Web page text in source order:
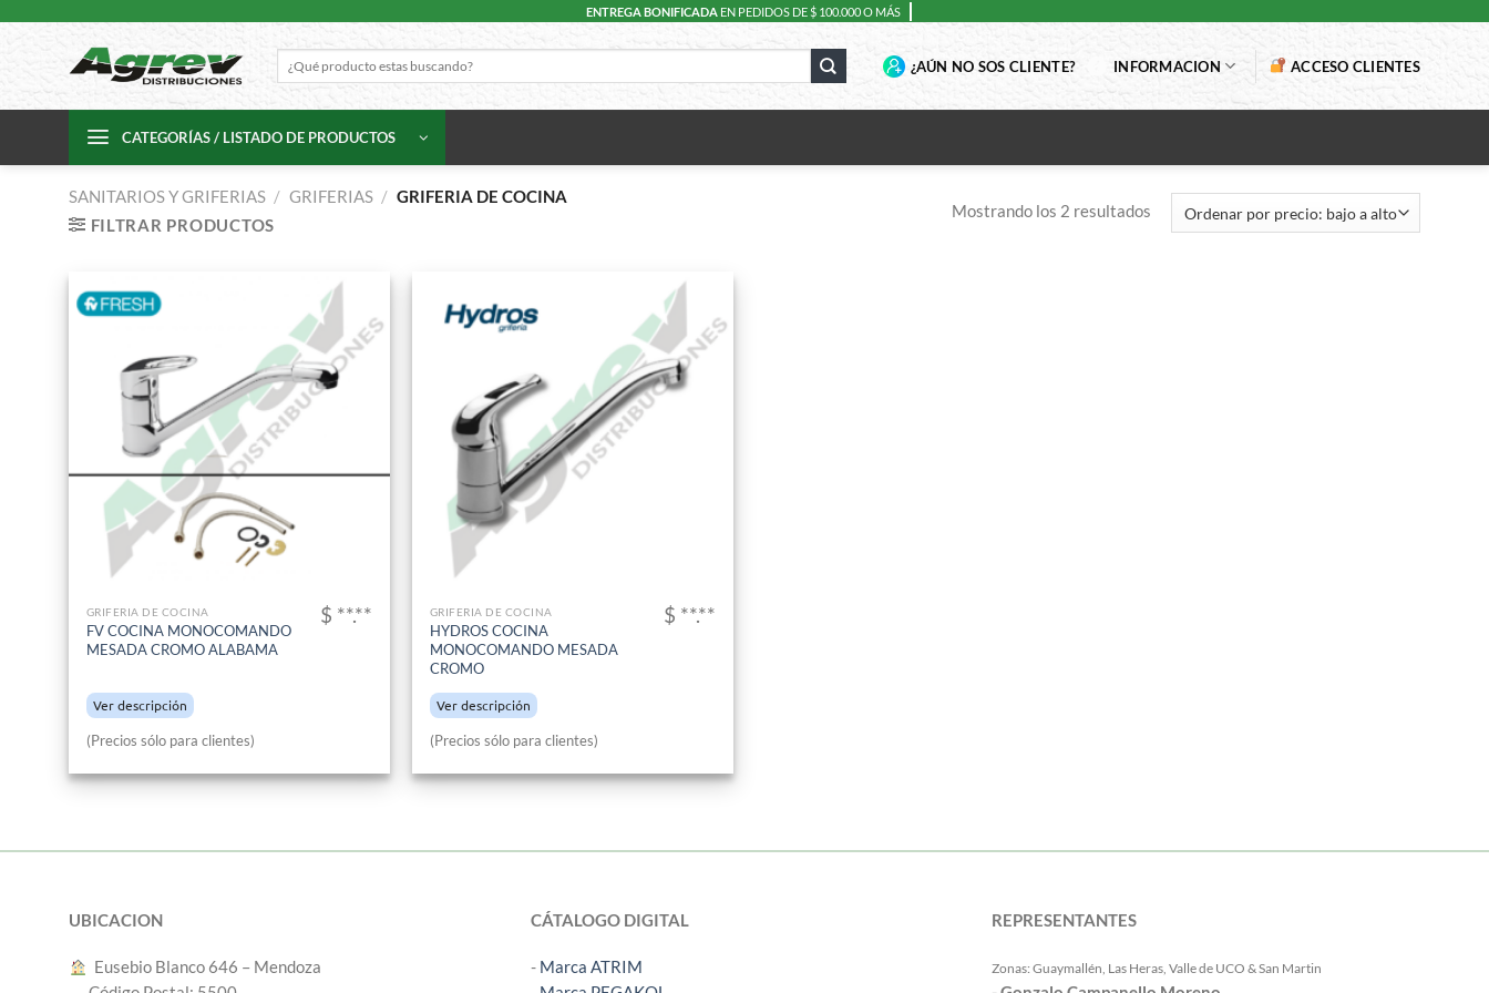
ENTREGA BONIFICADA EN PEDIDOS DE $ 100.000 O MÁS
por:
¿AÚN NO SOS CLIENTE? INFORMACION ACCESO CLIENTES
CATEGORÍAS / LISTADO DE PRODUCTOS
SANITARIOS Y GRIFERIAS / GRIFERIAS / GRIFERIA DE COCINA
FILTRAR PRODUCTOS
Mostrando los 2 resultados
GRIFERIA DE COCINA
FV COCINA MONOCOMANDO
MESADA CROMO ALABAMA
Ver descripción
$ **.**
(Precios sólo para clientes)
GRIFERIA DE COCINA
HYDROS COCINA
MONOCOMANDO MESADA
CROMO
Ver descripción
$ **.**
(Precios sólo para clientes)
UBICACION
︎ Eusebio Blanco 646 – Mendoza
CÁTALOGO DIGITAL
- Marca ATRIM
REPRESENTANTES
Zonas: Guaymallén, Las Heras, Valle de UCO & San Martin